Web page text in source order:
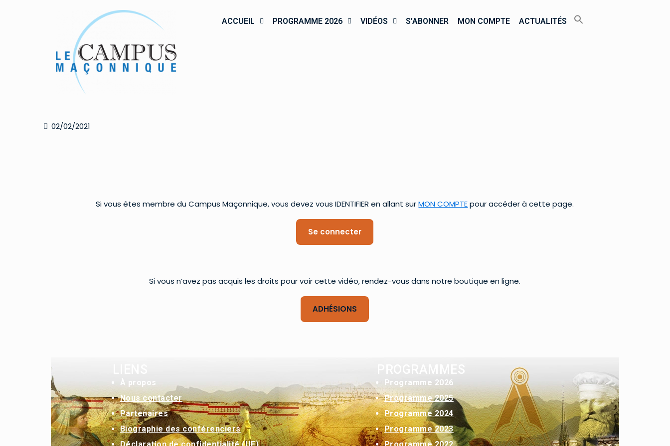
ACCUEIL PROGRAMME 2026 VIDÉOS S’ABONNER MON COMPTE ACTUALITÉS
02/02/2021
Si vous êtes membre du Campus Maçonnique, vous devez vous IDENTIFIER en allant surMON COMPTEpour accéder à cette page.
Se connecter
Si vous n’avez pas acquis les droits pour voir cette vidéo, rendez-vous dans notre boutique en ligne.
ADHÉSIONS
À propos
Nous contacter
Partenaires
Biographie des conférenciers
PROGRAMMES
Programme 2026
Programme 2025
Programme 2024
Programme 2023